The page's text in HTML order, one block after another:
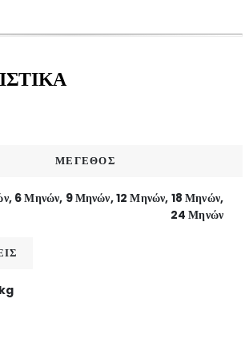
ΜΕΓΕΘΟΣ
6 Μηνών, 9 Μηνών, 12 Μηνών, 18 Μηνών,
24 Μηνών